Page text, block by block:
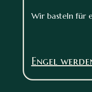
Wir basteln für
Engel